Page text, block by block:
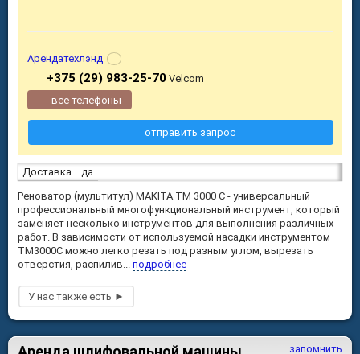
Доставка
да
Реноватор (мультитул) MAKITA TM 3000 C - универсальный
профессиональный многофункциональный инструмент, который
заменяет несколько инструментов для выполнения различных
работ. В зависимости от используемой насадки инструментом
TM3000С можно легко резать под разным углом, вырезать
отверстия, распилив... подробнее
Арендатехлэнд
+375 (29) 983-25-70Velcom
все телефоны
отправить запрос
запомнить